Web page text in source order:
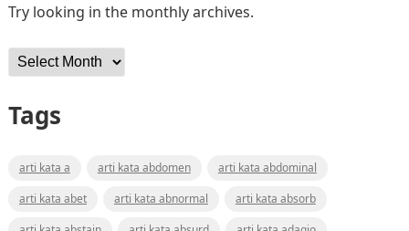
Try looking in the monthly archives.
Archives
Tags
arti kata a arti kata abdomen
arti kata abdominal
arti kata abet
arti kata abnormal
arti kata absorb